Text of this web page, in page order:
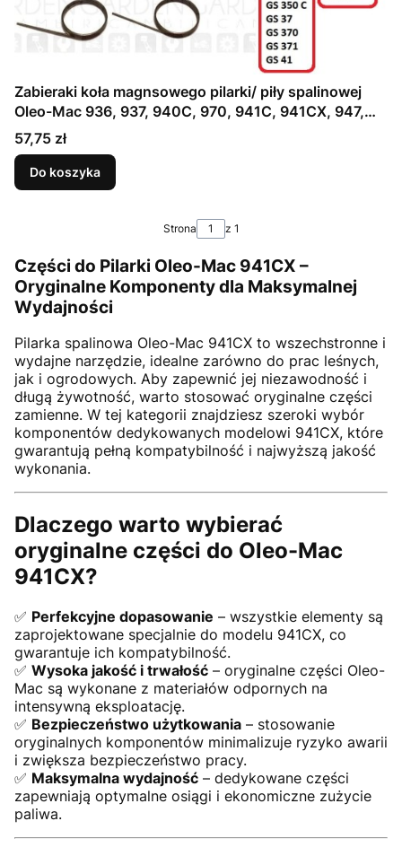
Zabieraki koła magnsowego pilarki/ piły spalinowej
Oleo-Mac 936, 937, 940C, 970, 941C, 941CX, 947,
952, GS35, GS35C, GS 350, GS 350C, GS37, GS 370,
GS 371, GS41, GS 410 C, GS 410 CX, GS 411, GS44,
GS 440, GS45, GS 451, GS 520, GS 940 - część
ORYGINALNA!
Cena
57,75 zł
Do koszyka
Strona z 1
Części do Pilarki Oleo-Mac 941CX –
Oryginalne Komponenty dla Maksymalnej
Wydajności
Pilarka spalinowa Oleo-Mac 941CX to wszechstronne i
wydajne narzędzie, idealne zarówno do prac leśnych,
jak i ogrodowych. Aby zapewnić jej niezawodność i
długą żywotność, warto stosować oryginalne części
zamienne. W tej kategorii znajdziesz szeroki wybór
komponentów dedykowanych modelowi 941CX, które
gwarantują pełną kompatybilność i najwyższą jakość
wykonania.
Dlaczego warto wybierać
oryginalne części do Oleo-Mac
941CX?
✅ Perfekcyjne dopasowanie – wszystkie elementy są
zaprojektowane specjalnie do modelu 941CX, co
gwarantuje ich kompatybilność.
✅ Wysoka jakość i trwałość – oryginalne części Oleo-
Mac są wykonane z materiałów odpornych na
intensywną eksploatację.
✅ Bezpieczeństwo użytkowania – stosowanie
oryginalnych komponentów minimalizuje ryzyko awarii
i zwiększa bezpieczeństwo pracy.
✅ Maksymalna wydajność – dedykowane części
zapewniają optymalne osiągi i ekonomiczne zużycie
paliwa.